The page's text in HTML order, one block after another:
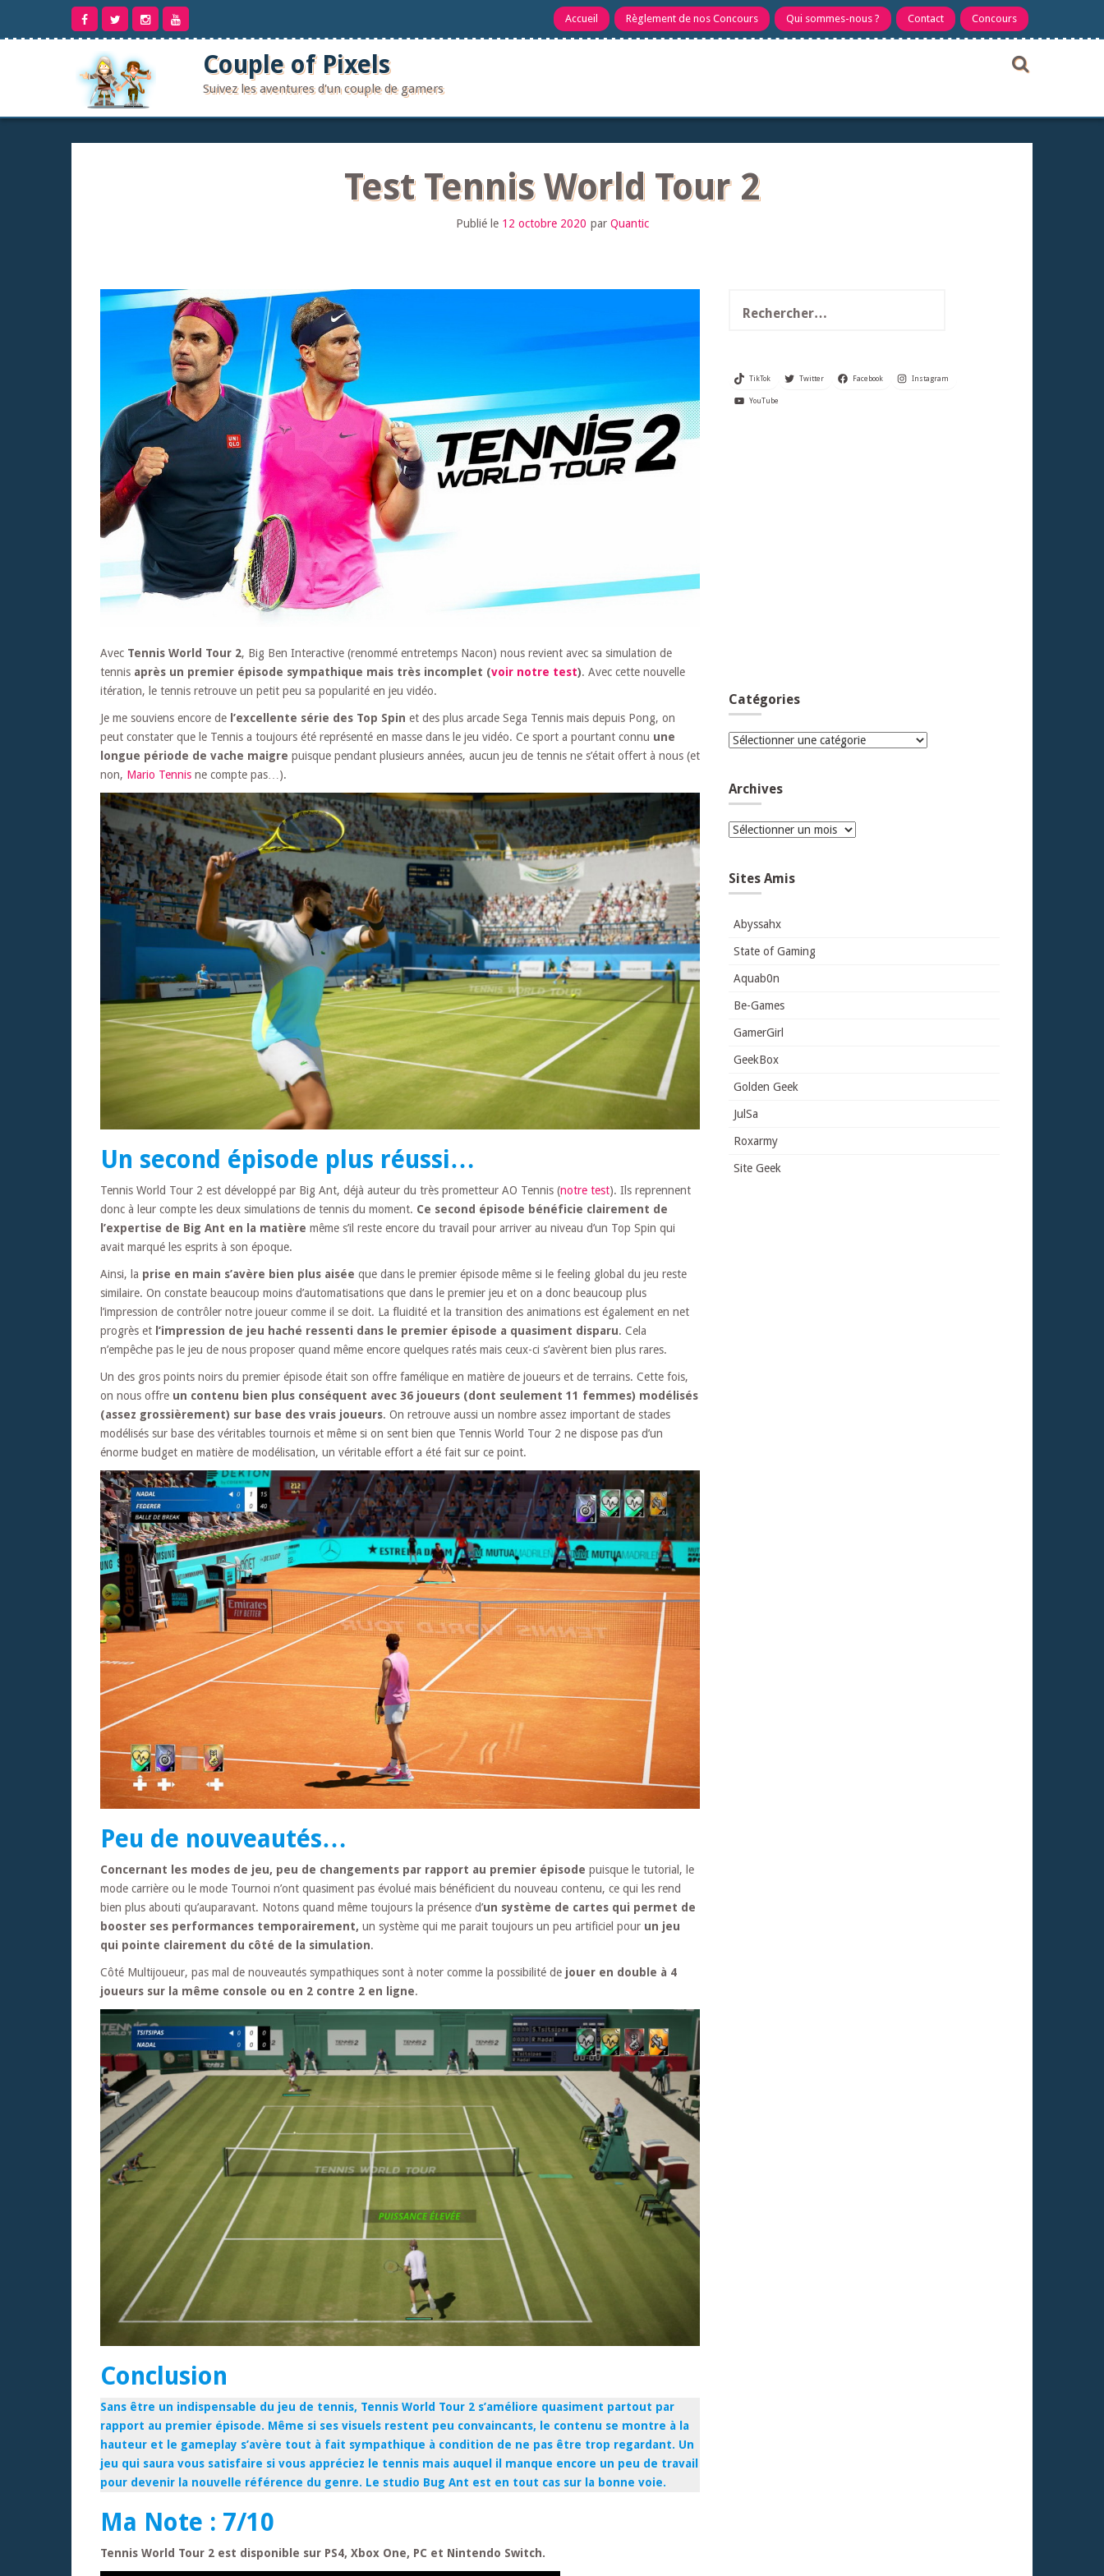
contenu
Accueil Règlement de nos Concours Qui sommes-nous ? Contact Concours
Couple of Pixels
Suivez les aventures d'un couple de gamers
Test Tennis World Tour 2
Publié le 12 octobre 2020 par Quantic
Avec Tennis World Tour 2, Big Ben Interactive (renommé entretemps Nacon) nous revient avec sa simulation de
tennis après un premier épisode sympathique mais très incomplet (voir notre test). Avec cette nouvelle
itération, le tennis retrouve un petit peu sa popularité en jeu vidéo.
Je me souviens encore de l’excellente série des Top Spin et des plus arcade Sega Tennis mais depuis Pong, on
peut constater que le Tennis a toujours été représenté en masse dans le jeu vidéo. Ce sport a pourtant connu une
longue période de vache maigre puisque pendant plusieurs années, aucun jeu de tennis ne s’était offert à nous (et
non, Mario Tennis ne compte pas…).
Un second épisode plus réussi…
Tennis World Tour 2 est développé par Big Ant, déjà auteur du très prometteur AO Tennis (notre test). Ils reprennent
donc à leur compte les deux simulations de tennis du moment. Ce second épisode bénéficie clairement de
l’expertise de Big Ant en la matière même s’il reste encore du travail pour arriver au niveau d’un Top Spin qui
avait marqué les esprits à son époque.
Ainsi, la prise en main s’avère bien plus aisée que dans le premier épisode même si le feeling global du jeu reste
similaire. On constate beaucoup moins d’automatisations que dans le premier jeu et on a donc beaucoup plus
l’impression de contrôler notre joueur comme il se doit. La fluidité et la transition des animations est également en net
progrès et l’impression de jeu haché ressenti dans le premier épisode a quasiment disparu. Cela
n’empêche pas le jeu de nous proposer quand même encore quelques ratés mais ceux-ci s’avèrent bien plus rares.
Un des gros points noirs du premier épisode était son offre famélique en matière de joueurs et de terrains. Cette fois,
on nous offre un contenu bien plus conséquent avec 36 joueurs (dont seulement 11 femmes) modélisés
(assez grossièrement) sur base des vrais joueurs. On retrouve aussi un nombre assez important de stades
modélisés sur base des véritables tournois et même si on sent bien que Tennis World Tour 2 ne dispose pas d’un
énorme budget en matière de modélisation, un véritable effort a été fait sur ce point.
Peu de nouveautés…
Concernant les modes de jeu, peu de changements par rapport au premier épisode puisque le tutorial, le
mode carrière ou le mode Tournoi n’ont quasiment pas évolué mais bénéficient du nouveau contenu, ce qui les rend
bien plus abouti qu’auparavant. Notons quand même toujours la présence d’un système de cartes qui permet de
booster ses performances temporairement, un système qui me parait toujours un peu artificiel pour un jeu
qui pointe clairement du côté de la simulation.
Côté Multijoueur, pas mal de nouveautés sympathiques sont à noter comme la possibilité de jouer en double à 4
joueurs sur la même console ou en 2 contre 2 en ligne.
Conclusion
Sans être un indispensable du jeu de tennis, Tennis World Tour 2 s’améliore quasiment partout par
rapport au premier épisode. Même si ses visuels restent peu convaincants, le contenu se montre à la
hauteur et le gameplay s’avère tout à fait sympathique à condition de ne pas être trop regardant. Un
jeu qui saura vous satisfaire si vous appréciez le tennis mais auquel il manque encore un peu de travail
pour devenir la nouvelle référence du genre. Le studio Bug Ant est en tout cas sur la bonne voie.
Ma Note : 7/10
Tennis World Tour 2 est disponible sur PS4, Xbox One, PC et Nintendo Switch.
TikTok Twitter Facebook Instagram
YouTube
Catégories
Catégories
Archives
Archives
Sites Amis
Abyssahx
State of Gaming
Aquab0n
Be-Games
GamerGirl
GeekBox
Golden Geek
JulSa
Roxarmy
Site Geek